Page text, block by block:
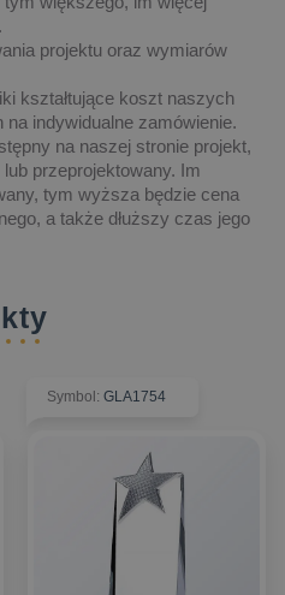
projektu oraz wymiarów
kształtujące koszt naszych
indywidualne zamówienie.
na naszej stronie projekt,
przeprojektowany. Im
tym wyższa będzie cena
a także dłuższy czas jego
Symbol: GLA1754